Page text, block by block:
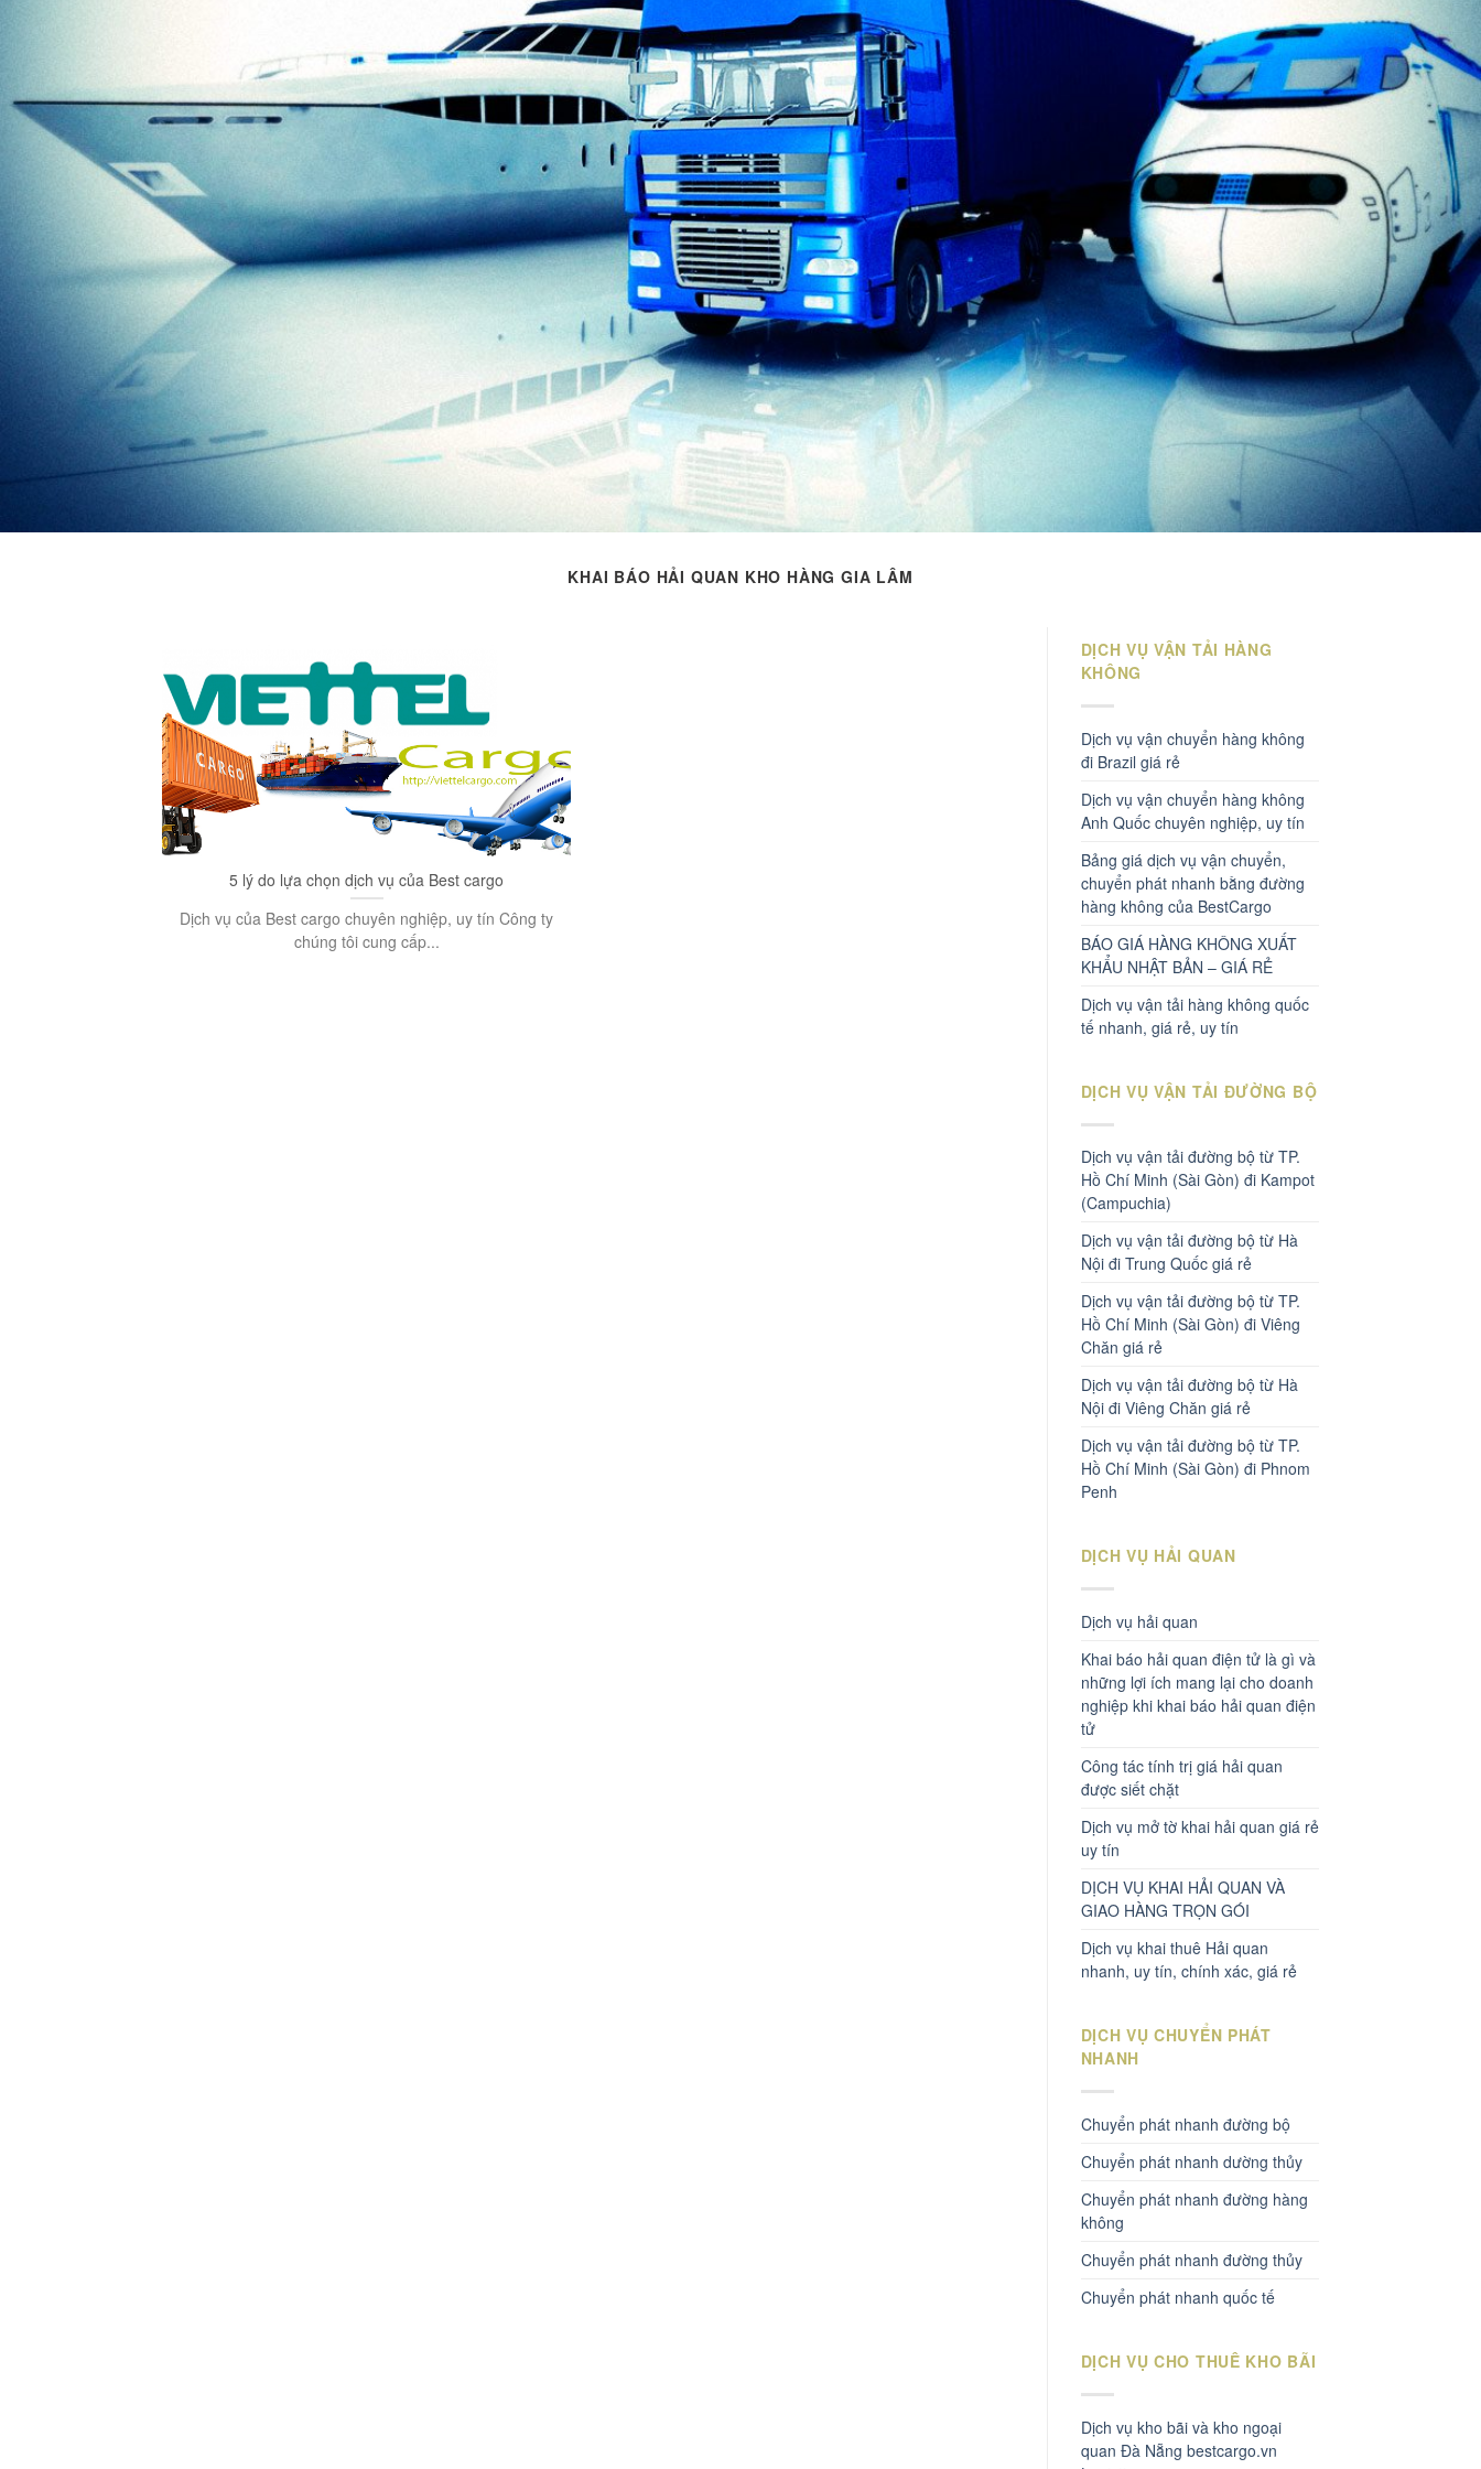
KHAI BÁO HẢI QUAN KHO HÀNG GIA LÂM
5 lý do lựa chọn dịch vụ của Best cargo
Dịch vụ của Best cargo chuyên nghiệp, uy tín Công ty
chúng tôi cung cấp...
DỊCH VỤ VẬN TẢI HÀNG
KHÔNG
Dịch vụ vận chuyển hàng không
đi Brazil giá rẻ
Dịch vụ vận chuyển hàng không
Anh Quốc chuyên nghiệp, uy tín
Bảng giá dịch vụ vận chuyển,
chuyển phát nhanh bằng đường
hàng không của BestCargo
BÁO GIÁ HÀNG KHÔNG XUẤT
KHẨU NHẬT BẢN – GIÁ RẺ
Dịch vụ vận tải hàng không quốc
tế nhanh, giá rẻ, uy tín
DỊCH VỤ VẬN TẢI ĐƯỜNG BỘ
Dịch vụ vận tải đường bộ từ TP.
Hồ Chí Minh (Sài Gòn) đi Kampot
(Campuchia)
Dịch vụ vận tải đường bộ từ Hà
Nội đi Trung Quốc giá rẻ
Dịch vụ vận tải đường bộ từ TP.
Hồ Chí Minh (Sài Gòn) đi Viêng
Chăn giá rẻ
Dịch vụ vận tải đường bộ từ Hà
Nội đi Viêng Chăn giá rẻ
Dịch vụ vận tải đường bộ từ TP.
Hồ Chí Minh (Sài Gòn) đi Phnom
Penh
DỊCH VỤ HẢI QUAN
Dịch vụ hải quan
Khai báo hải quan điện tử là gì và
những lợi ích mang lại cho doanh
nghiệp khi khai báo hải quan điện
tử
Công tác tính trị giá hải quan
được siết chặt
Dịch vụ mở tờ khai hải quan giá rẻ
uy tín
DỊCH VỤ KHAI HẢI QUAN VÀ
GIAO HÀNG TRỌN GÓI
Dịch vụ khai thuê Hải quan
nhanh, uy tín, chính xác, giá rẻ
DỊCH VỤ CHUYỂN PHÁT
NHANH
Chuyển phát nhanh đường bộ
Chuyển phát nhanh dường thủy
Chuyển phát nhanh đường hàng
không
Chuyển phát nhanh đường thủy
Chuyển phát nhanh quốc tế
DỊCH VỤ CHO THUÊ KHO BÃI
Dịch vụ kho bãi và kho ngoại
quan Đà Nẵng bestcargo.vn